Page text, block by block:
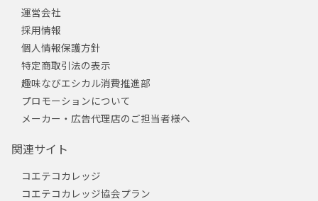
運営会社
採用情報
個人情報保護方針
特定商取引法の表示
趣味なびエシカル消費推進部
プロモーションについて
メーカー・広告代理店のご担当者様へ
関連サイト
コエテコカレッジ
コエテコカレッジ協会プラン